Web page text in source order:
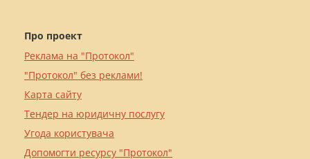
Про проект
Реклама на "Протокол"
"Протокол" без реклами!
Карта сайту
Тендер на юридичну послугу
Угода користувача
Допомогти ресурсу "Протокол"